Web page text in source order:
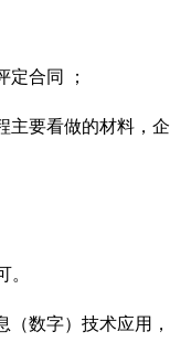
定合同 ；
主要看做的材料
（数字）技术应用